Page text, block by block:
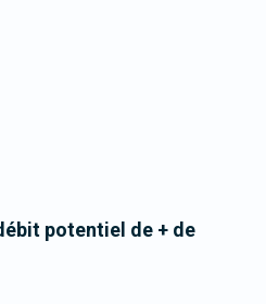
potentiel de + de